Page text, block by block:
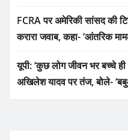
FCRA पर अमेरिकी सांसद की
करारा जवाब, कहा- ‘आंतरिक
यूपी: ‘कुछ लोग जीवन भर बच्चे
अखिलेश यादव पर तंज, बोले-